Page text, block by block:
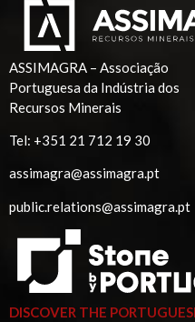
ASSIMAGRA – Associação
Portuguesa da Indústria dos
Recursos Minerais
Tel: +351 21 712 19 30
assimagra@assimagra.pt
public.relations@assimagra.pt
DISCOVER THE